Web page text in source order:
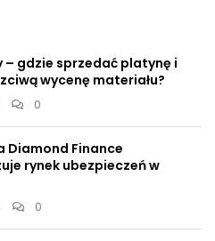
– gdzie sprzedać platynę i
wycenę materiału?
0
Diamond Finance
rynek ubezpieczeń w
0